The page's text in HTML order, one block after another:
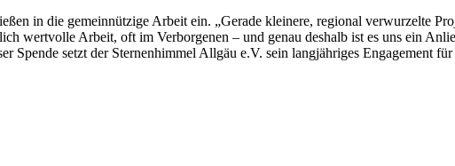
in die gemeinnützige Arbeit ein. „Gerade kleinere, regional verwurzelte
wertvolle Arbeit, oft im Verborgenen – und genau deshalb ist es uns ein
Spende setzt der Sternenhimmel Allgäu e.V. sein langjähriges Engagement